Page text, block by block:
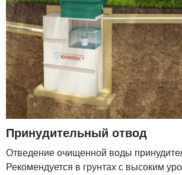
Принудительный отвод
Отведение очищенной воды
Рекомендуется в грунтах с высоким